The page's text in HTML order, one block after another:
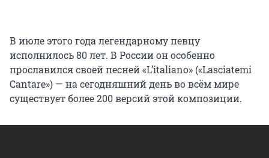
В июле этого года легендарному певцу
исполнилось 80 лет. В России он особенно
прославился своей песней «L’italiano» («Lasciatemi
Cantare») — на сегодняшний день во всём мире
существует более 200 версий этой композиции.